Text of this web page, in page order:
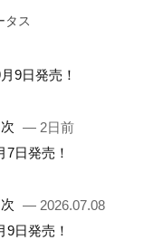
タス
9日発売！
— 2日前
日発売！
— 2026.07.08
日発売！